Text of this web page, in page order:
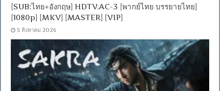
[SUB:ไทย+อังกฤษ] HDTV.AC-3 [พากย์ไทย บรรยายไทย]
[1080p] [MKV] [MASTER] [VIP]
5 สิงหาคม 2026